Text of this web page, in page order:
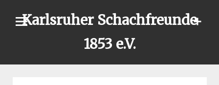
Karlsruher Schachfreunde
1853 e.V.